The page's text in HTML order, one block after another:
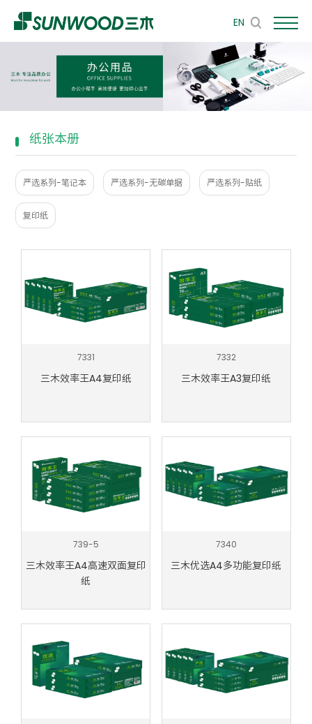
EN
纸张本册
严选系列-笔记本 严选系列-无碳单据 严选系列-贴纸
复印纸
7331
三木效率王A4复印纸
7332
三木效率王A3复印纸
739-5
三木效率王A4高速双面复印
纸
7340
三木优选A4多功能复印纸